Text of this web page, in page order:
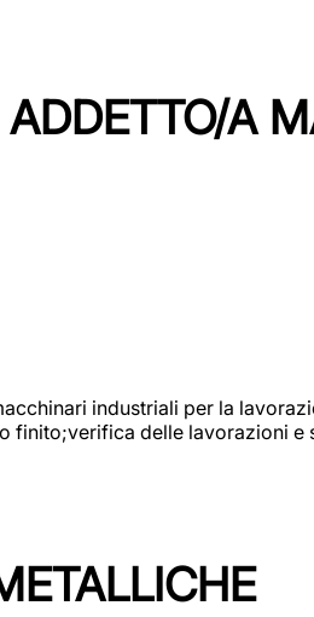
A
industriali per la
delle lavorazioni e